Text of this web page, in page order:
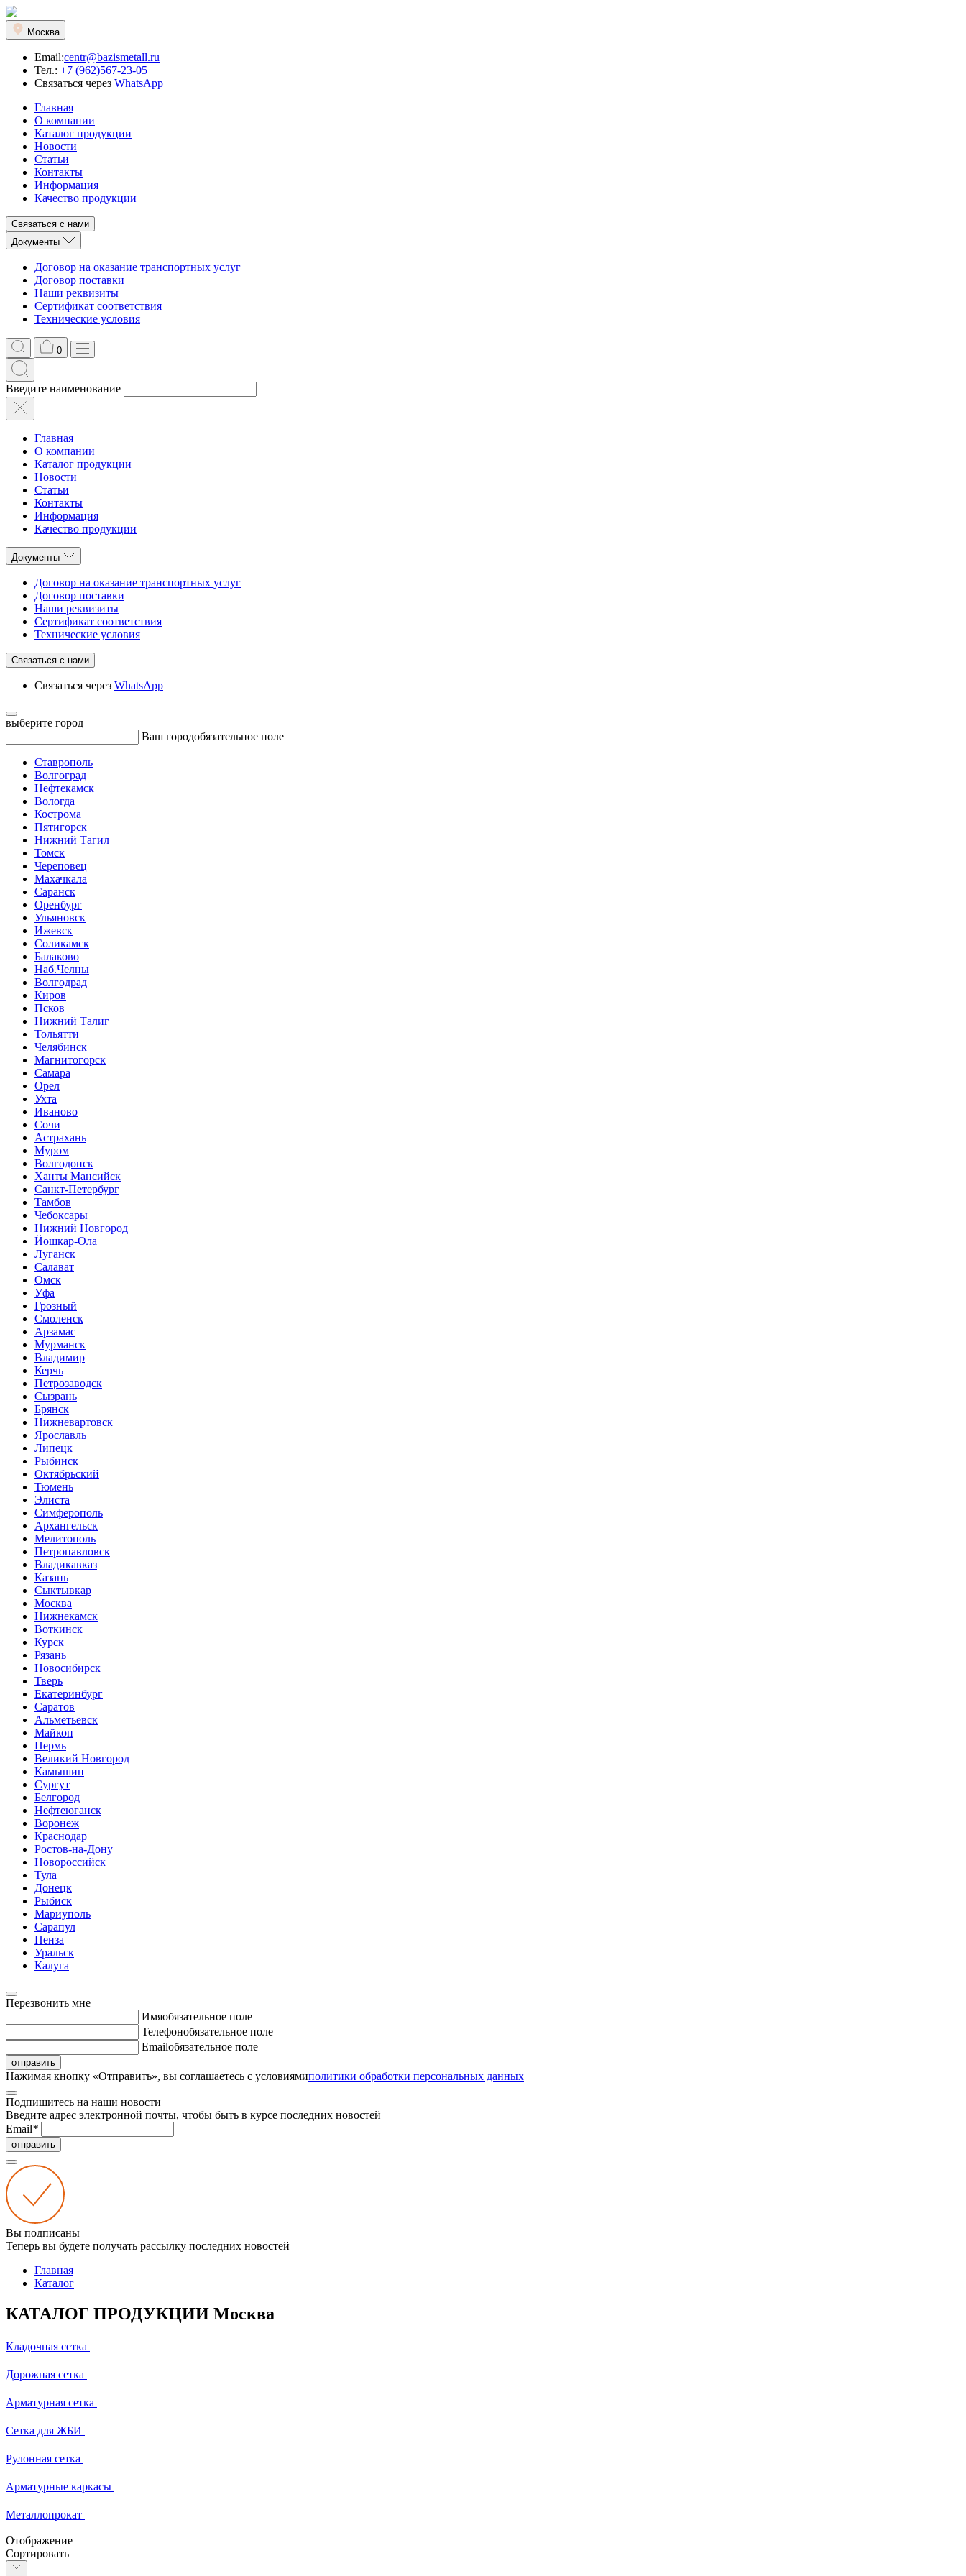
Москва
Email:centr@bazismetall.ru
Тел.: +7 (962)567-23-05
Связаться через WhatsApp
Главная
О компании
Каталог продукции
Новости
Статьи
Контакты
Информация
Качество продукции
Связаться с нами
Документы
Договор на оказание транспортных услуг
Договор поставки
Наши реквизиты
Сертификат соответствия
Технические условия
0
Введите наименование
Главная
О компании
Каталог продукции
Новости
Статьи
Контакты
Информация
Качество продукции
Документы
Договор на оказание транспортных услуг
Договор поставки
Наши реквизиты
Сертификат соответствия
Технические условия
Связаться с нами
Связаться через WhatsApp
выберите город
Ваш городобязательное поле
Ставрополь
Волгоград
Нефтекамск
Вологда
Кострома
Пятигорск
Нижний Тагил
Томск
Череповец
Махачкала
Саранск
Оренбург
Ульяновск
Ижевск
Соликамск
Балаково
Наб.Челны
Волгодрад
Киров
Псков
Нижний Талиг
Тольятти
Челябинск
Магнитогорск
Самара
Орел
Ухта
Иваново
Сочи
Астрахань
Муром
Волгодонск
Ханты Мансийск
Санкт-Петербург
Тамбов
Чебоксары
Нижний Новгород
Йошкар-Ола
Луганск
Салават
Омск
Уфа
Грозный
Смоленск
Арзамас
Мурманск
Владимир
Керчь
Петрозаводск
Сызрань
Брянск
Нижневартовск
Ярославль
Липецк
Рыбинск
Октябрьский
Тюмень
Элиста
Симферополь
Архангельск
Мелитополь
Петропавловск
Владикавказ
Казань
Сыктывкар
Москва
Нижнекамск
Воткинск
Курск
Рязань
Новосибирск
Тверь
Екатеринбург
Саратов
Альметьевск
Майкоп
Пермь
Великий Новгород
Камышин
Сургут
Белгород
Нефтеюганск
Воронеж
Краснодар
Ростов-на-Дону
Новороссийск
Тула
Донецк
Рыбиск
Мариуполь
Сарапул
Пенза
Уральск
Калуга
Перезвонить мне
Имяобязательное поле
Телефонобязательное поле
Emailобязательное поле
отправить
Нажимая кнопку «Отправить», вы соглашаетесь с условиямиполитики обработки персональных данных
Подпишитесь на наши новости
Введите адрес электронной почты, чтобы быть в курсе последних новостей
Email*
отправить
Вы подписаны
Теперь вы будете получать рассылку последних новостей
Главная
Каталог
КАТАЛОГ ПРОДУКЦИИ Москва
Кладочная сетка
Дорожная сетка
Арматурная сетка
Сетка для ЖБИ
Рулонная сетка
Арматурные каркасы
Металлопрокат
Отображение
Сортировать